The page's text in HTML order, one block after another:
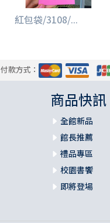
紅包袋/3108/...
付款方式：
商品快訊
全館新品
館長推薦
禮品專區
校園書饗
即將登場